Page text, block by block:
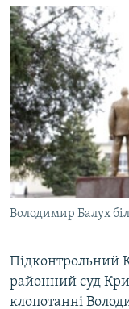
Перейти
до
пошуку
ПОГЛЯД
ІНТЕРВ'Ю
ВСЕ ЗА ДЕНЬ
СПЕЦПРОЕКТИ
ДЕПОРТАЦІЯ
ВІДЕОУРОКИ
СВІДЧЕННЯ ОКУПАЦІЇ
УКРАЇНСЬКА
ЯК ОБІЙТИ
Русский
Qırımtatar
Володимир Балух
Підконтрольний
районний суд
клопотанні